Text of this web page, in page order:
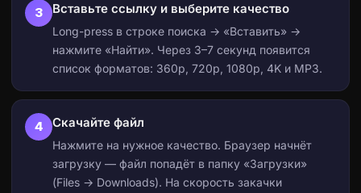
3 Вставьте ссылку и выберите качество
Long-press в строке поиска → «Вставить» →
нажмите «Найти». Через 3–7 секунд появится
список форматов: 360p, 720p, 1080p, 4K и MP3.
4 Скачайте файл
Нажмите на нужное качество. Браузер начнёт
загрузку — файл попадёт в папку «Загрузки»
(Files → Downloads). На скорость закачки